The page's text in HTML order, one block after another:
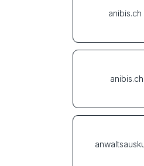
anibis.ch